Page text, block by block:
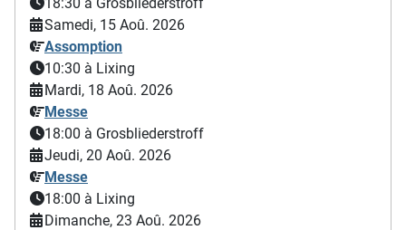
Samedi, 15 Aoû. 2026
Assomption
10:30 à Lixing
Mardi, 18 Aoû. 2026
Messe
18:00 à Grosbliederstroff
Jeudi, 20 Aoû. 2026
Messe
18:00 à Lixing
Dimanche, 23 Aoû. 2026